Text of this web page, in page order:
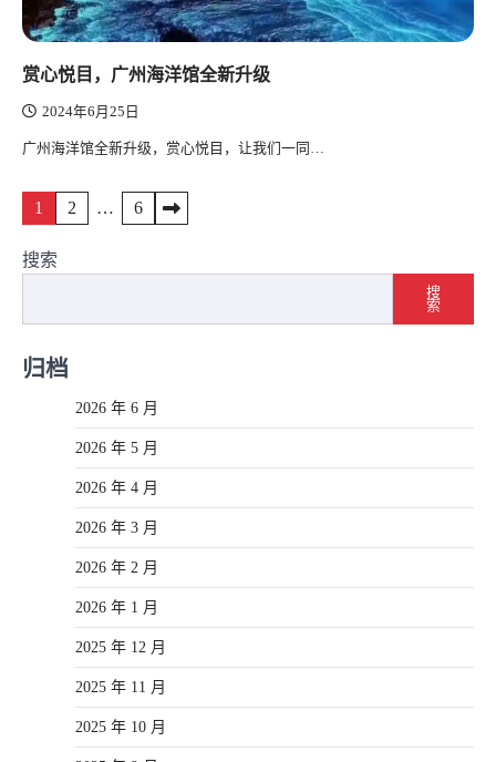
赏心悦目，广州海洋馆全新升级
2024年6月25日
广州海洋馆全新升级，赏心悦目，让我们一同…
文
导
1 2 … 6
搜索
搜
索
归档
2026 年 6 月
2026 年 5 月
2026 年 4 月
2026 年 3 月
2026 年 2 月
2026 年 1 月
2025 年 12 月
2025 年 11 月
2025 年 10 月